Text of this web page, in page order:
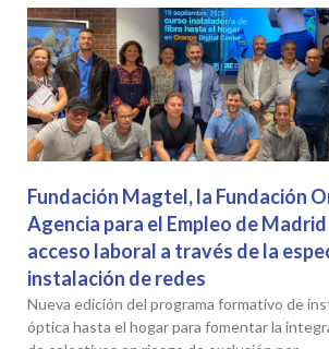
Fundación Magtel, la Fundación
Agencia para el Empleo de
acceso laboral a través de la
instalación de redes
Nueva edición del programa formativo de
óptica hasta el hogar para fomentar la